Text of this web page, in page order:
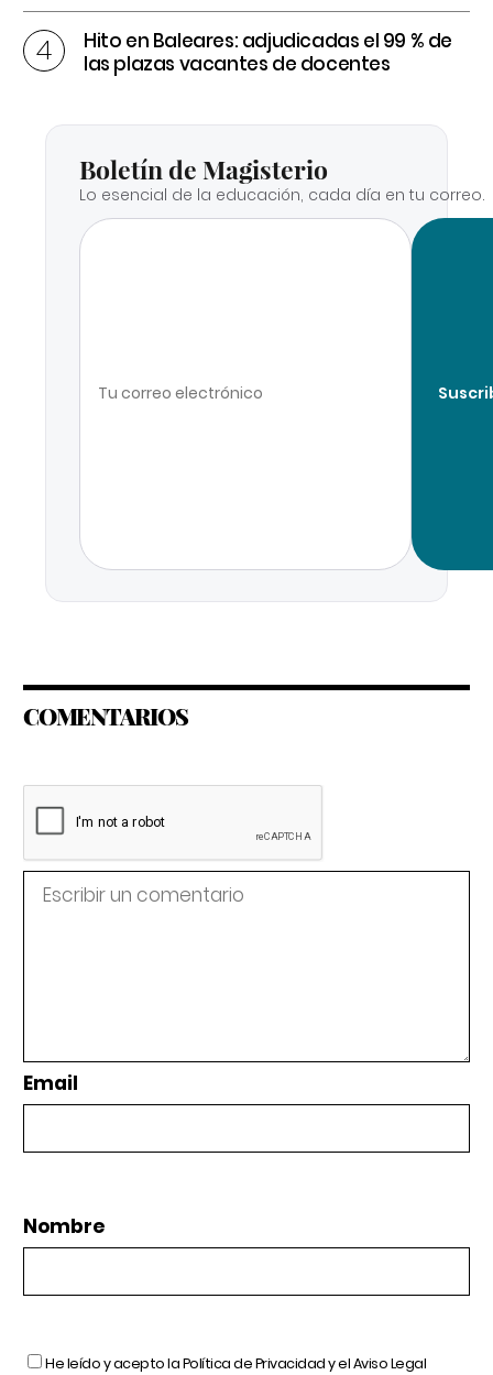
Hito en Baleares: adjudicadas el 99 % de
las plazas vacantes de docentes
Boletín de Magisterio
Lo esencial de la educación, cada día en tu correo.
COMENTARIOS
Email
Nombre
He leído y acepto laPolítica de Privacidady elAviso Legal